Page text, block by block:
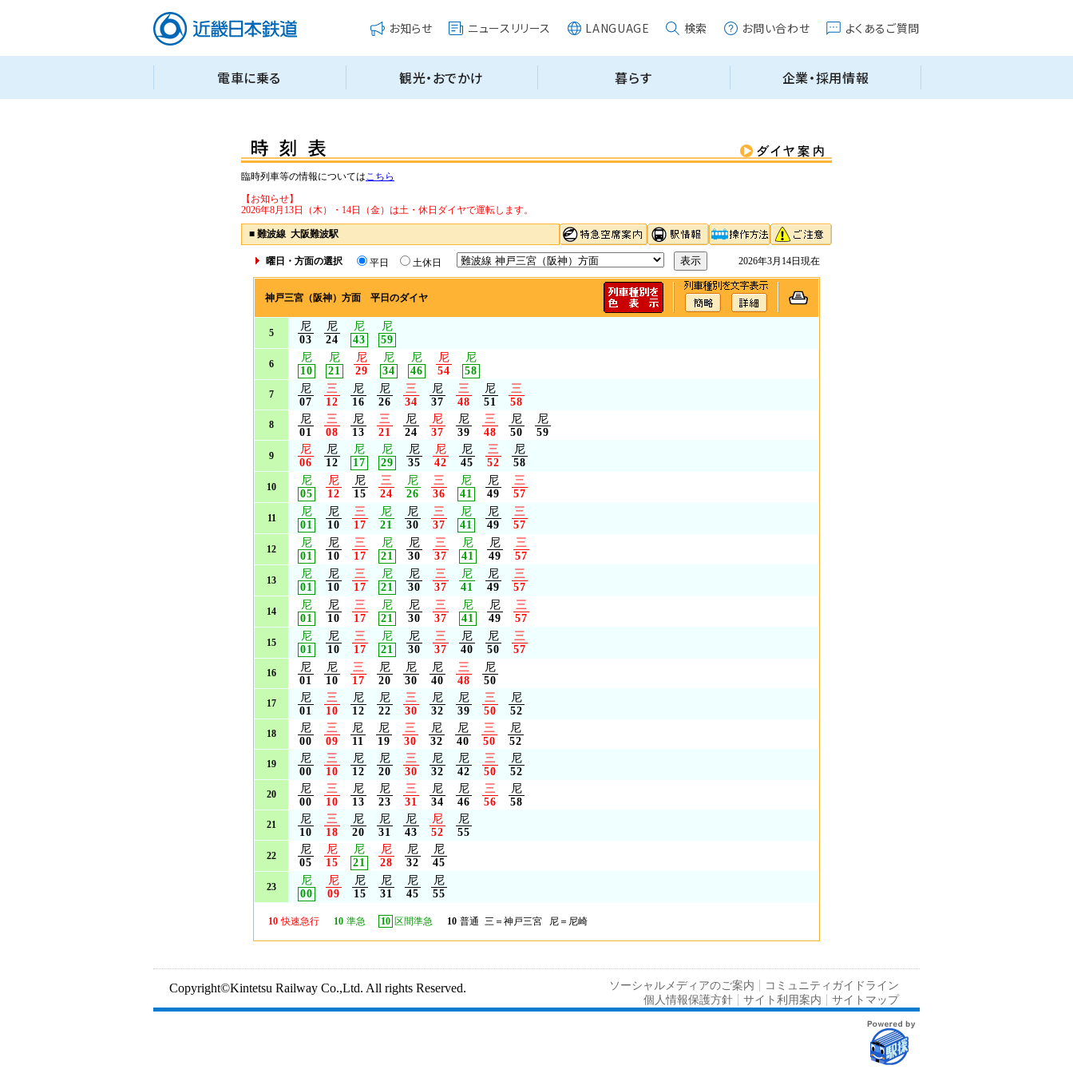
臨時列車等の情報についてはこちら
【お知らせ】
2026年8月13日（木）・14日（金）は土・休日ダイヤで運転します。
■ 難波線 大阪難波駅
曜日・方面の選択 平日 土休日 2026年3月14日現在
神戸三宮（阪神）方面 平日のダイヤ
5
尼
03
尼
24
尼
43
尼
59
6
尼
10
尼
21
尼
29
尼
34
尼
46
尼
54
尼
58
7
尼
07
三
12
尼
16
尼
26
三
34
尼
37
三
48
尼
51
三
58
8
尼
01
三
08
尼
13
三
21
尼
24
尼
37
尼
39
三
48
尼
50
尼
59
9
尼
06
尼
12
尼
17
尼
29
尼
35
尼
42
尼
45
三
52
尼
58
10
尼
05
尼
12
尼
15
三
24
尼
26
三
36
尼
41
尼
49
三
57
11
尼
01
尼
10
三
17
尼
21
尼
30
三
37
尼
41
尼
49
三
57
12
尼
01
尼
10
三
17
尼
21
尼
30
三
37
尼
41
尼
49
三
57
13
尼
01
尼
10
三
17
尼
21
尼
30
三
37
尼
41
尼
49
三
57
14
尼
01
尼
10
三
17
尼
21
尼
30
三
37
尼
41
尼
49
三
57
15
尼
01
尼
10
三
17
尼
21
尼
30
三
37
尼
40
尼
50
三
57
16
尼
01
尼
10
三
17
尼
20
尼
30
尼
40
三
48
尼
50
17
尼
01
三
10
尼
12
尼
22
三
30
尼
32
尼
39
三
50
尼
52
18
尼
00
三
09
尼
11
尼
19
三
30
尼
32
尼
40
三
50
尼
52
19
尼
00
三
10
尼
12
尼
20
三
30
尼
32
尼
42
三
50
尼
52
20
尼
00
三
10
尼
13
尼
23
三
31
尼
34
尼
46
三
56
尼
58
21
尼
10
三
18
尼
20
尼
31
尼
43
尼
52
尼
55
22
尼
05
尼
15
尼
21
尼
28
尼
32
尼
45
23
尼
00
尼
09
尼
15
尼
31
尼
45
尼
55
10 快速急行 10 準急 10 区間準急 10 普通 三＝神戸三宮 尼＝尼崎